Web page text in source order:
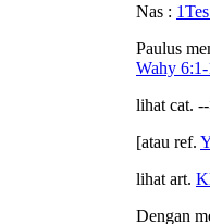
Nas :
Paulus
Wahy 6:1-
lihat cat.
[atau ref.
lihat art.
Dengan